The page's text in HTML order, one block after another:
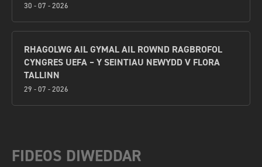
30 - 07 - 2026
RHAGOLWG AIL GYMAL AIL ROWND RAGBROFOL
CYNGRES UEFA – Y SEINTIAU NEWYDD V FLORA
TALLINN
29 - 07 - 2026
FIDEOS DIWEDDAR